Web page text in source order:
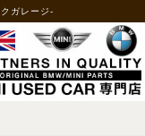
ガレージ-